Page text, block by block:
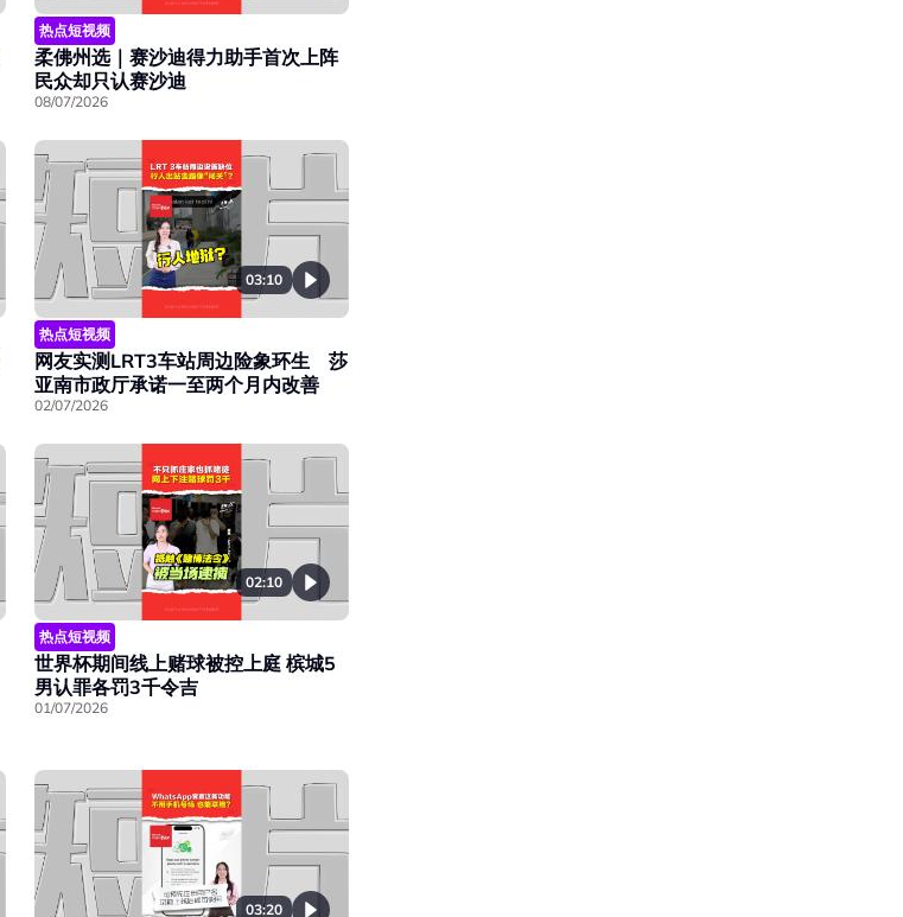
热点短视频
柔佛州选｜赛沙迪得力助手首次上阵
民众却只认赛沙迪
08/07/2026
03:10
热点短视频
网友实测LRT3车站周边险象环生 莎
亚南市政厅承诺一至两个月内改善
02/07/2026
02:10
热点短视频
世界杯期间线上赌球被控上庭 槟城5
男认罪各罚3千令吉
01/07/2026
03:20